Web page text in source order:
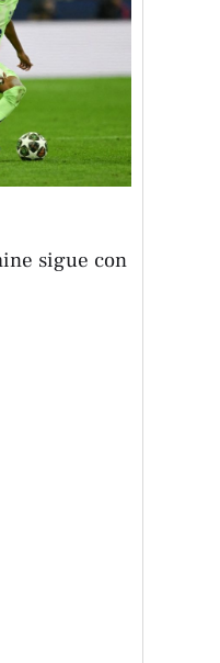
sigue con